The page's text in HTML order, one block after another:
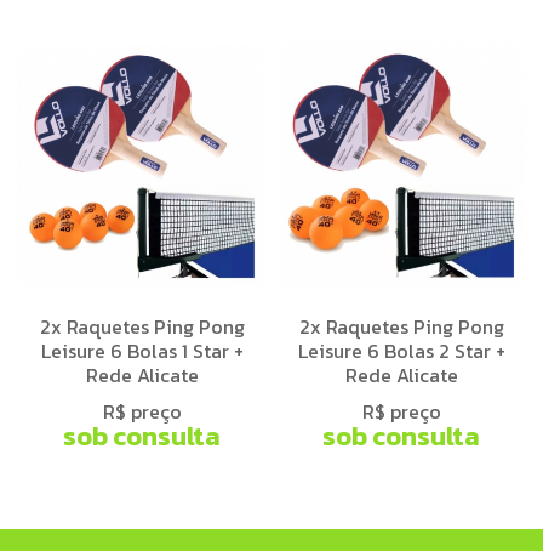
2x Raquetes Ping Pong
Leisure 6 Bolas 1 Star +
Rede Alicate
R$ preço
sob consulta
2x Raquetes Ping Pong
Leisure 6 Bolas 2 Star +
Rede Alicate
R$ preço
sob consulta